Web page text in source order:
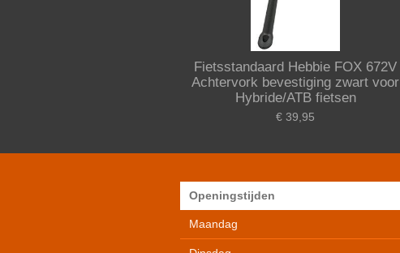
Fietsstandaard Hebbie FOX 672V
Achtervork bevestiging zwart voor
Hybride/ATB fietsen
€ 39,95
Openingstijden
Maandag